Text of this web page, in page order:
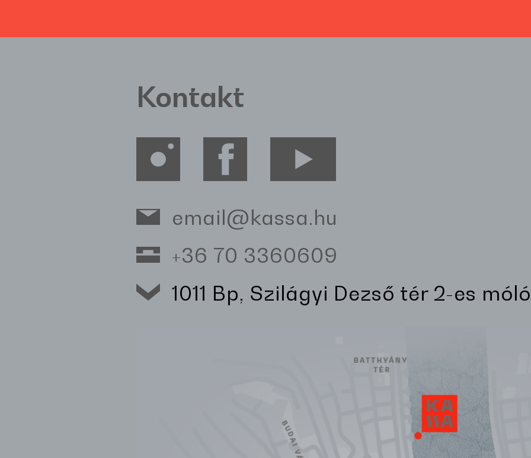
Kontakt
email@kassa.hu
+36 70 3360609
1011 Bp, Szilágyi Dezső tér 2-es móló